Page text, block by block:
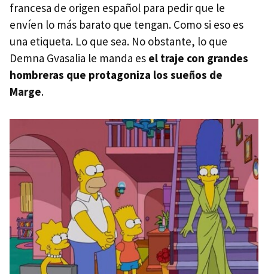
francesa de origen español para pedir que le
envíen lo más barato que tengan. Como si eso es
una etiqueta. Lo que sea. No obstante, lo que
Demna Gvasalia le manda es el traje con grandes
hombreras que protagoniza los sueños de
Marge.